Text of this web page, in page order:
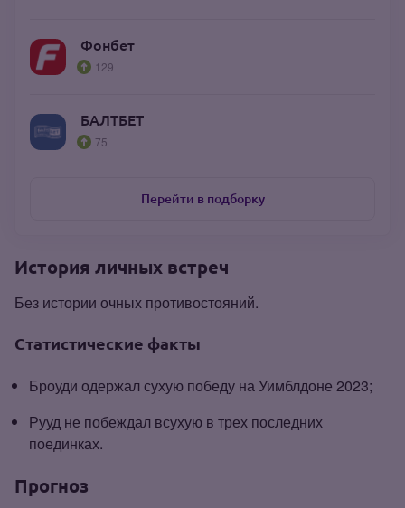
Фонбет
129
БАЛТБЕТ
75
Перейти в подборку
История личных встреч
Без истории очных противостояний.
Статистические факты
Броуди одержал сухую победу на Уимблдоне 2023;
Рууд не побеждал всухую в трех последних
поединках.
Прогноз